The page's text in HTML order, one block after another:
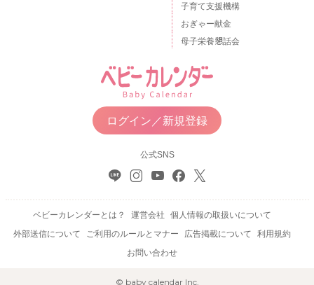
子育て支援機構
おぎゃー献金
母子栄養懇話会
ログイン／新規登録
公式SNS
ベビーカレンダーとは？ 運営会社
個人情報の取扱いについて
外部送信について
ご利用のルールとマナー 広告掲載について
利用規約
お問い合わせ
© baby calendar Inc.